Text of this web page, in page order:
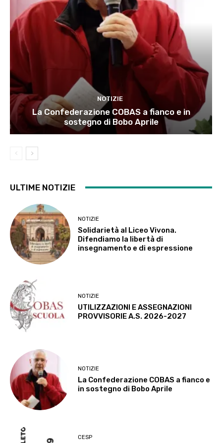
NOTIZIE
La Confederazione COBAS a fianco e in
sostegno di Bobo Aprile
ULTIME NOTIZIE
NOTIZIE
Solidarietà al Liceo Vivona.
Difendiamo la libertà di
insegnamento e di espressione
NOTIZIE
UTILIZZAZIONI E ASSEGNAZIONI
PROVVISORIE A.S. 2026-2027
NOTIZIE
La Confederazione COBAS a fianco e
in sostegno di Bobo Aprile
CESP